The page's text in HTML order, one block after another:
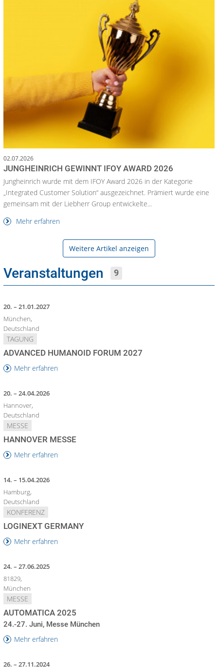
02.07.2026
JUNGHEINRICH GEWINNT IFOY AWARD 2026
Jungheinrich wurde mit dem IFOY Award 2026 in der Kategorie
„Integrated Customer Solution“ ausgezeichnet. Prämiert wurde eine
gemeinsam mit der Liebherr Group entwickelte...
Mehr erfahren
Weitere Artikel anzeigen
Veranstaltungen 9
20. – 21.01.2027
München,
Deutschland
TAGUNG
ADVANCED HUMANOID FORUM 2027
Mehr erfahren
20. – 24.04.2026
Hannover,
Deutschland
MESSE
HANNOVER MESSE
Mehr erfahren
14. – 15.04.2026
Hamburg,
Deutschland
KONFERENZ
LOGINEXT GERMANY
Mehr erfahren
24. – 27.06.2025
81829,
München
MESSE
AUTOMATICA 2025
24.-27. Juni, Messe München
Mehr erfahren
26. – 27.11.2024